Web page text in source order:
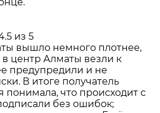
из 5
вышло немного плотнее,
в центр Алматы везли к
предупредили и не
В итоге получатель
понимала, что происходит с
без ошибок;